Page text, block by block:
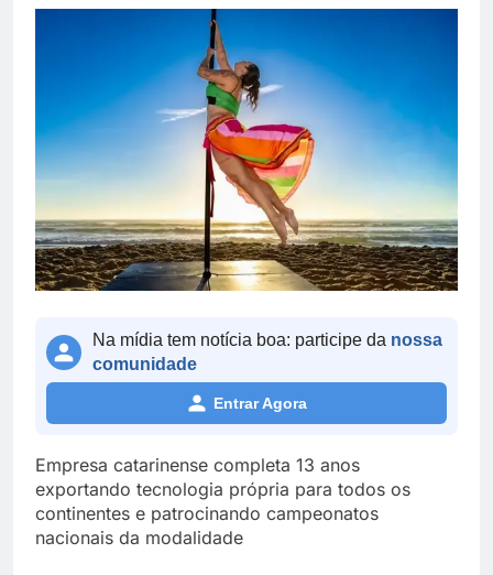
Na mídia tem notícia boa: participe da nossa
comunidade
Entrar Agora
Empresa catarinense completa 13 anos
exportando tecnologia própria para todos os
continentes e patrocinando campeonatos
nacionais da modalidade